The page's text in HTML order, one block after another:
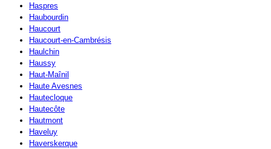
Haspres
Haubourdin
Haucourt
Haucourt-en-Cambrésis
Haulchin
Haussy
Haut-Maînil
Haute Avesnes
Hautecloque
Hautecôte
Hautmont
Haveluy
Haverskerque